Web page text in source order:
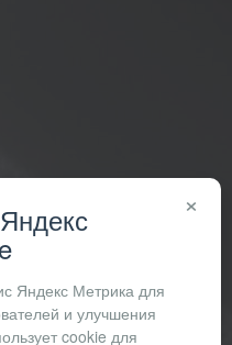
×
Яндекс Метрика для
и улучшения
cookie для